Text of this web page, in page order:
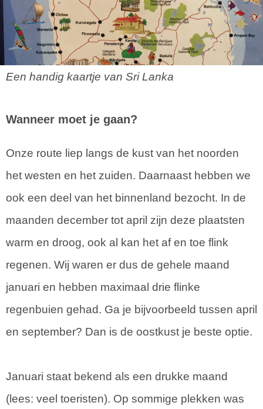
Een handig kaartje van Sri Lanka
Wanneer moet je gaan?
Onze route liep langs de kust van het noorden
het westen en het zuiden. Daarnaast hebben we
ook een deel van het binnenland bezocht. In de
maanden december tot april zijn deze plaatsten
warm en droog, ook al kan het af en toe flink
regenen. Wij waren er dus de gehele maand
januari en hebben maximaal drie flinke
regenbuien gehad. Ga je bijvoorbeeld tussen april
en september? Dan is de oostkust je beste optie.
Januari staat bekend als een drukke maand
(lees: veel toeristen). Op sommige plekken was